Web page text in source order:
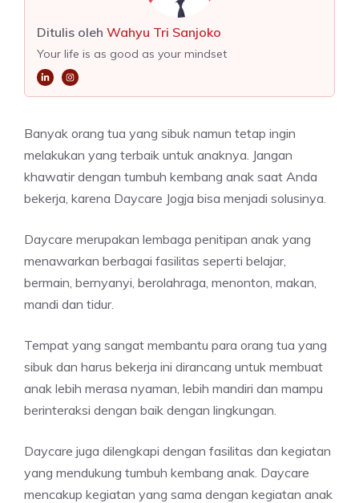
Ditulis oleh Wahyu Tri Sanjoko
Your life is as good as your mindset
Banyak orang tua yang sibuk namun tetap ingin
melakukan yang terbaik untuk anaknya. Jangan
khawatir dengan tumbuh kembang anak saat Anda
bekerja, karena Daycare Jogja bisa menjadi solusinya.
Daycare merupakan lembaga penitipan anak yang
menawarkan berbagai fasilitas seperti belajar,
bermain, bernyanyi, berolahraga, menonton, makan,
mandi dan tidur.
Tempat yang sangat membantu para orang tua yang
sibuk dan harus bekerja ini dirancang untuk membuat
anak lebih merasa nyaman, lebih mandiri dan mampu
berinteraksi dengan baik dengan lingkungan.
Daycare juga dilengkapi dengan fasilitas dan kegiatan
yang mendukung tumbuh kembang anak. Daycare
mencakup kegiatan yang sama dengan kegiatan anak